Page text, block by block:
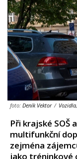
foto: Deník Vektor /
Při krajské SOŠ
multifunkční
zejména
jako tréninkové